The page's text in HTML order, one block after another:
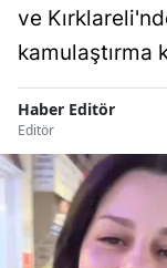
ve
kamulaştırma
Haber Editör
Editör